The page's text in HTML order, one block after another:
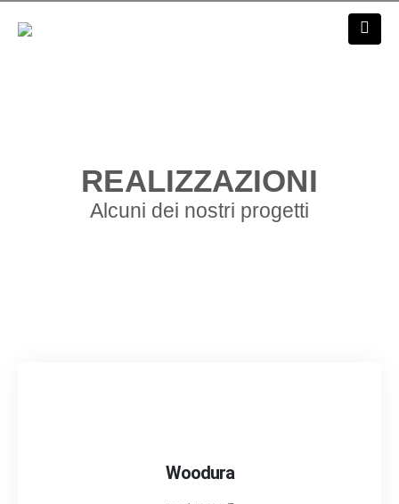
REALIZZAZIONI
Alcuni dei nostri progetti
Woodura